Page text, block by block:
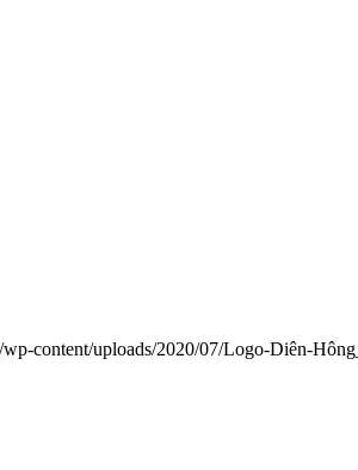
content/uploads/2020/07/Logo-Diên-